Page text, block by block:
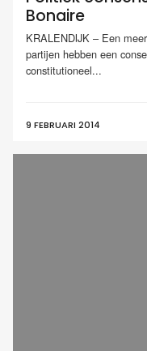
Bonaire
KRALENDIJK – Een
partijen hebben een
constitutioneel...
9 FEBRUARI 2014